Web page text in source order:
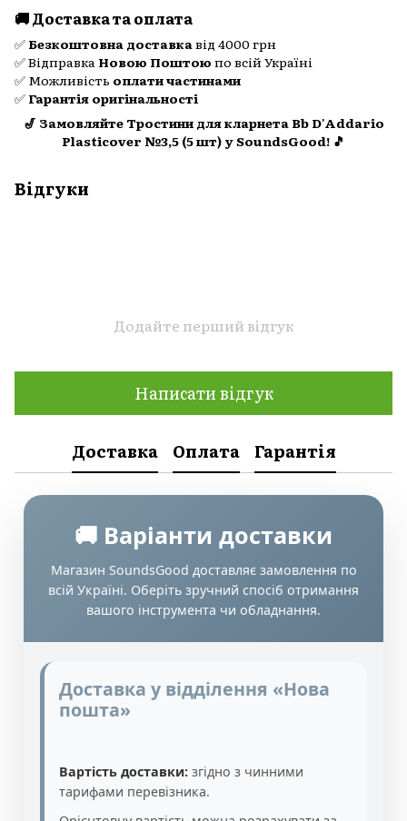
🚚 Доставка та оплата
✅ Безкоштовна доставка від 4000 грн
✅ Відправка Новою Поштою по всій Україні
✅ Можливість оплати частинами
✅ Гарантія оригінальності
🎷 Замовляйте Тростини для кларнета Bb D'Addario
Plasticover №3,5 (5 шт) у SoundsGood! 🎵
Відгуки
Додайте перший відгук
Написати відгук
Доставка Оплата Гарантія
🚚 Варіанти доставки
Магазин SoundsGood доставляє замовлення по
всій Україні. Оберіть зручний спосіб отримання
вашого інструмента чи обладнання.
Доставка у відділення «Нова
пошта»
Вартість доставки: згідно з чинними
тарифами перевізника.